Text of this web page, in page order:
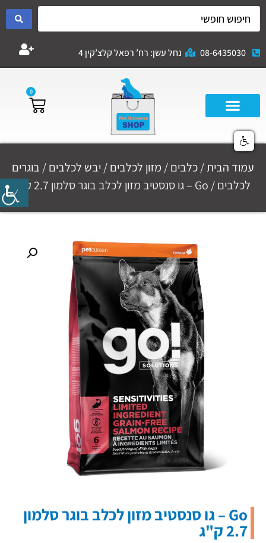
08-6435030 נחל עשן: רח’ רפאל קלצ’קין 4
0
עמוד הבית/כלבים/ מזון לכלבים/ יבש לכלבים/ בוגרים
לכלבים/ Go – גו סנסטיב מזון לכלב בוגר סלמון 2.7 ק"ג
Go – גו סנסטיב מזון לכלב בוגר סלמון
2.7 ק"ג